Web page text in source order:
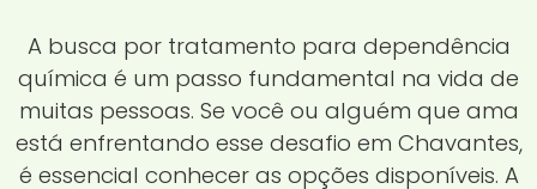
A busca por tratamento para dependência
química é um passo fundamental na vida de
muitas pessoas. Se você ou alguém que ama
está enfrentando esse desafio em Chavantes,
é essencial conhecer as opções disponíveis. A